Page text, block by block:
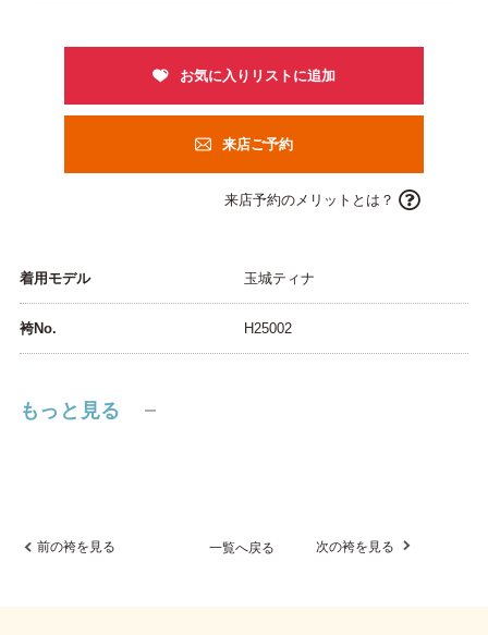
来店ご予約
来店予約のメリットとは？
着用モデル 玉城ティナ
袴No. H25002
もっと見る
前の袴を見る 一覧へ戻る 次の袴を見る